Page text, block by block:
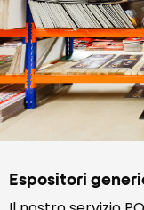
Espositori